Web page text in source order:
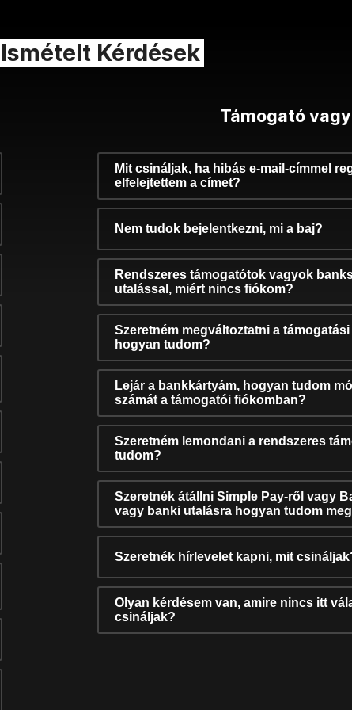
Kérdések
Támogató
Mit csináljak, ha hibás e-mail-címmel
elfelejtettem a címet?
Nem tudok bejelentkezni, mi a baj?
Rendszeres támogatótok vagyok
utalással, miért nincs fiókom?
Szeretném megváltoztatni a
hogyan tudom?
Lejár a bankkártyám, hogyan tudom
számát a támogatói fiókomban?
Szeretném lemondani a rendszeres
tudom?
Szeretnék átállni Simple Pay-ről vagy
vagy banki utalásra hogyan tudom
Szeretnék hírlevelet kapni, mit
Olyan kérdésem van, amire nincs itt
csináljak?